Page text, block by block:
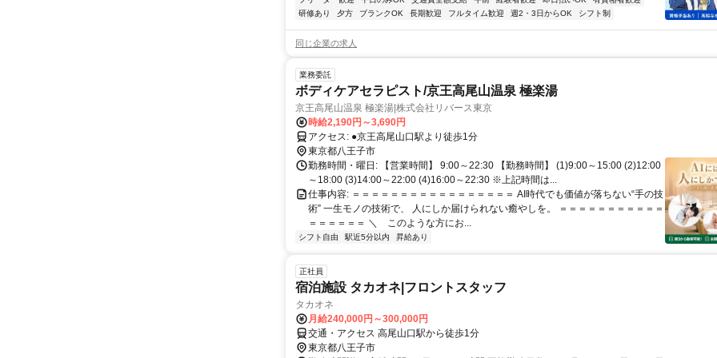
研修あり
夕方 ブランクOK 長期歓迎 フルタイム歓迎 週2・3日からOK シフト制
同じ企業の求人
業務委託
ボディケアセラピスト/京王高尾山温泉 極楽湯
京王高尾山温泉 極楽湯|株式会社リバース東京
時給2,190円～3,690円
アクセス: ●京王高尾山口駅より徒歩1分
東京都八王子市
勤務時間・曜日: 【営業時間】 9:00～22:30 【勤務時間】 (1)9:00～15:00 (2)12:00
～18:00 (3)14:00～22:00 (4)16:00～22:30 ※上記時間は...
仕事内容: ＝＝＝＝＝＝＝＝＝＝＝＝＝＝＝＝＝ AI時代でも価値が落ちない“手の技
術” 一生モノの技術で、 人にしか届けられない癒やしを。 ＝＝＝＝＝＝＝＝＝＝＝
＝＝＝＝＝＝ ＼ このような方にお...
シフト自由 駅近5分以内 昇給あり
正社員
宿泊施設 タカオネ|フロントスタッフ
タカオネ
月給240,000円～300,000円
交通・アクセス 高尾山口駅から徒歩1分
東京都八王子市